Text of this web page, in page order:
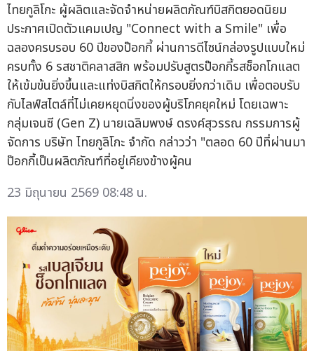
ไทยกูลิโกะ ผู้ผลิตและจัดจำหน่ายผลิตภัณฑ์บิสกิตยอดนิยม
ประกาศเปิดตัวแคมเปญ "Connect with a Smile" เพื่อ
ฉลองครบรอบ 60 ปีของป๊อกกี้ ผ่านการดีไซน์กล่องรูปแบบใหม่
ครบทั้ง 6 รสชาติคลาสสิก พร้อมปรับสูตรป๊อกกี้รสช็อกโกแลต
ให้เข้มข้นยิ่งขึ้นและแท่งบิสกิตให้กรอบยิ่งกว่าเดิม เพื่อตอบรับ
กับไลฟ์สไตล์ที่ไม่เคยหยุดนิ่งของผู้บริโภคยุคใหม่ โดยเฉพาะ
กลุ่มเจนซี (Gen Z) นายเฉลิมพงษ์ ดรงค์สุวรรณ กรรมการผู้
จัดการ บริษัท ไทยกูลิโกะ จำกัด กล่าวว่า "ตลอด 60 ปีที่ผ่านมา
ป๊อกกี้เป็นผลิตภัณฑ์ที่อยู่เคียงข้างผู้คน
23 มิถุนายน 2569 08:48 น.